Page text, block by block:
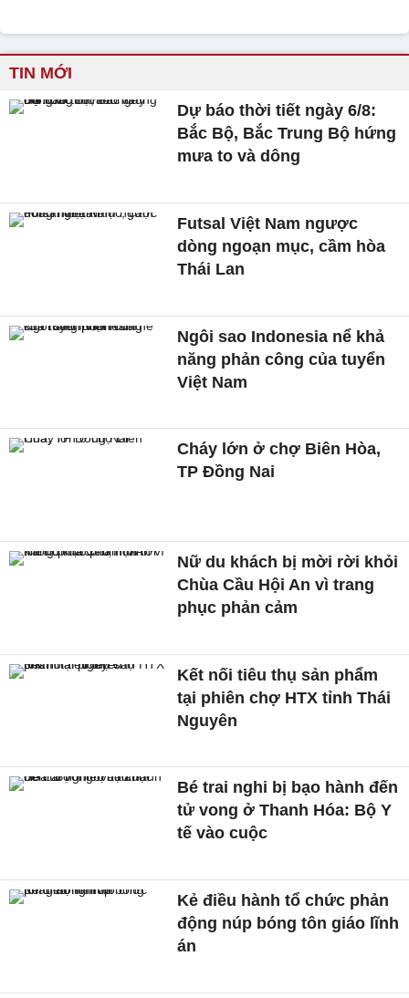
TIN MỚI
Dự báo thời tiết ngày 6/8:
Bắc Bộ, Bắc Trung Bộ hứng
mưa to và dông
Futsal Việt Nam ngược
dòng ngoạn mục, cầm hòa
Thái Lan
Ngôi sao Indonesia nể khả
năng phản công của tuyển
Việt Nam
Cháy lớn ở chợ Biên Hòa,
TP Đồng Nai
Nữ du khách bị mời rời khỏi
Chùa Cầu Hội An vì trang
phục phản cảm
Kết nối tiêu thụ sản phẩm
tại phiên chợ HTX tỉnh Thái
Nguyên
Bé trai nghi bị bạo hành đến
tử vong ở Thanh Hóa: Bộ Y
tế vào cuộc
Kẻ điều hành tổ chức phản
động núp bóng tôn giáo lĩnh
án